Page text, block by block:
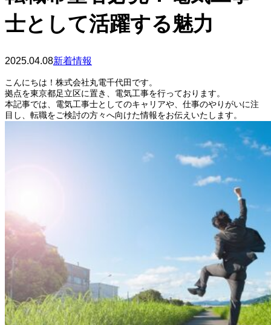
士として活躍する魅力
2025.04.08新着情報
こんにちは！株式会社丸電千代田です。
拠点を東京都足立区に置き、電気工事を行っております。
本記事では、電気工事士としてのキャリアや、仕事のやりがいに注
目し、転職をご検討の方々へ向けた情報をお伝えいたします。